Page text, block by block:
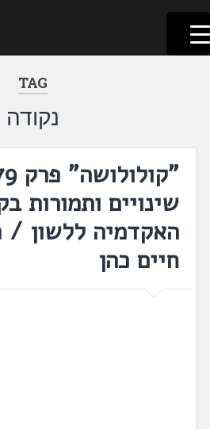
דלג
לתוכן
לשוניאדה
עברית. לשון. שפה
TAG
נקודה
שינויים ותמורות
האקדמיה ללשון /
חיים כהן